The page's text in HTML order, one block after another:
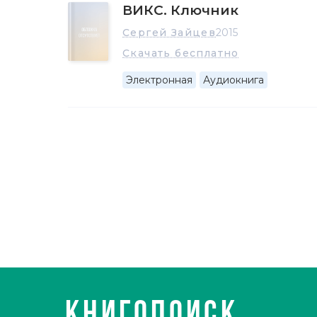
ВИКС. Ключник
Сергей Зайцев2015
Скачать бесплатно
Электронная Аудиокнига